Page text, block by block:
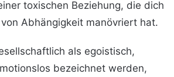
toxischen Beziehung, die dich
Abhängigkeit manövriert hat.
als egoistisch,
bezeichnet werden,